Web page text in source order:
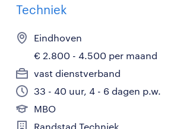
Techniek
Eindhoven
€ 2.800 - 4.500 per maand
vast dienstverband
33 - 40 uur, 4 - 6 dagen p.w.
MBO
Randstad Techniek